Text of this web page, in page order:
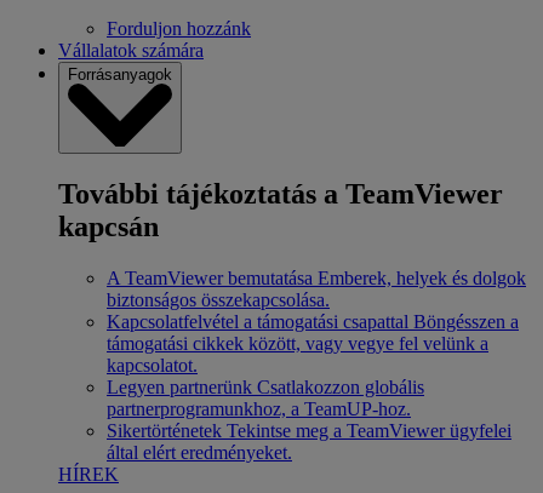
Forduljon hozzánk
Vállalatok számára
Forrásanyagok
További tájékoztatás a TeamViewer
kapcsán
A TeamViewer bemutatása Emberek, helyek és dolgok
biztonságos összekapcsolása.
Kapcsolatfelvétel a támogatási csapattal Böngésszen a
támogatási cikkek között, vagy vegye fel velünk a
kapcsolatot.
Legyen partnerünk Csatlakozzon globális
partnerprogramunkhoz, a TeamUP-hoz.
Sikertörténetek Tekintse meg a TeamViewer ügyfelei
által elért eredményeket.
HÍREK